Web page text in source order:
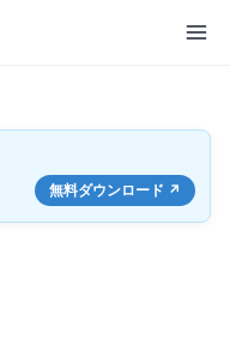
無料ダウンロード ↗